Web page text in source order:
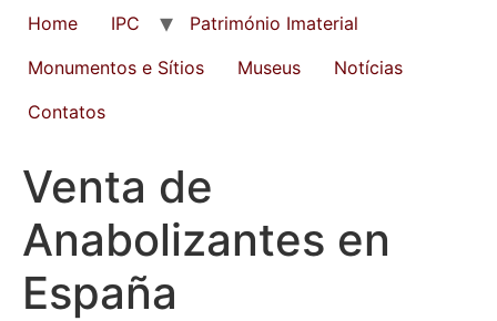
Home IPC
Património Imaterial
Monumentos e Sítios
Museus
Notícias
Contatos
Venta de
Anabolizantes en
España